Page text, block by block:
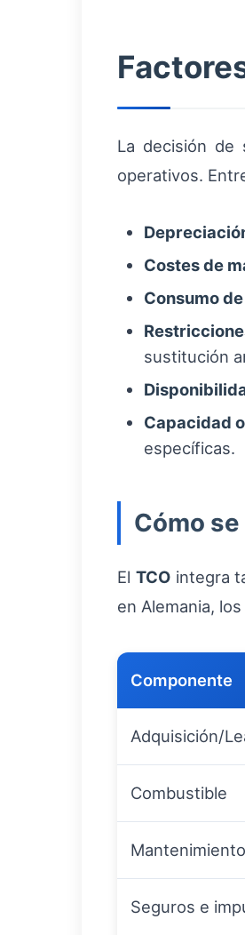
La decisión de
operativos.
Costes de
Consumo
sustitución
Capacidad
específicas.
Cómo
El TCOintegra
en Alemania,
Componente
Adquisición/
Combustible
Seguros e